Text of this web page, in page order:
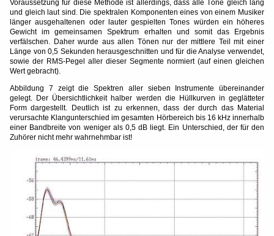
Voraussetzung für diese Methode ist allerdings, dass alle Töne gleich lang
und gleich laut sind. Die spektralen Komponenten eines von einem Musiker
länger ausgehaltenen oder lauter gespielten Tones würden ein höheres
Gewicht im gemeinsamen Spektrum erhalten und somit das Ergebnis
verfälschen. Daher wurde aus allen Tönen nur der mittlere Teil mit einer
Länge von 0,5 Sekunden herausgeschnitten und für die Analyse verwendet,
sowie der RMS-Pegel aller dieser Segmente normiert (auf einen gleichen
Wert gebracht).
Abbildung 7 zeigt die Spektren aller sieben Instrumente übereinander
gelegt. Der Übersichtlichkeit halber werden die Hüllkurven in geglätteter
Form dargestellt. Deutlich ist zu erkennen, dass der durch das Material
verursachte Klangunterschied im gesamten Hörbereich bis 16 kHz innerhalb
einer Bandbreite von weniger als 0,5 dB liegt. Ein Unterschied, der für den
Zuhörer nicht mehr wahrnehmbar ist!